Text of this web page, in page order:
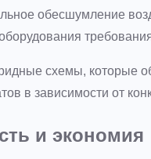
обесшумление
схемы, которые
в зависимости от
и экономия